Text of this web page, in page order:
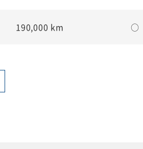
190,000 km ○